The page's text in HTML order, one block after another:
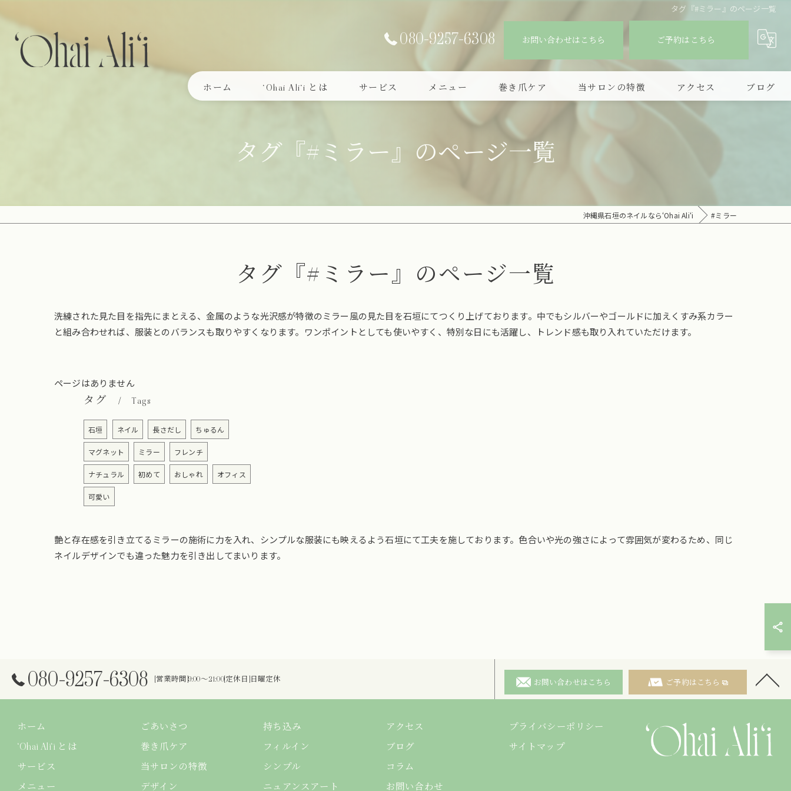
タグ『#ミラー』のページ一覧
080-9257-6308 お問い合わせはこちら ご予約はこちら
ホーム ‘Ohai Ali‘i とは サービス メニュー 巻き爪ケア 当サロンの特徴
シンプル
アクセス ブログ
タグ『#ミラー』のページ一覧
沖縄県石垣のネイルなら‘Ohai Ali‘i #ミラー
タグ『#ミラー』のページ一覧
洗練された見た目を指先にまとえる、金属のような光沢感が特徴のミラー風の見た目を石垣にてつくり上げております。中でもシルバーやゴールドに加えくすみ系カラー
と組み合わせれば、服装とのバランスも取りやすくなります。ワンポイントとしても使いやすく、特別な日にも活躍し、トレンド感も取り入れていただけます。
ページはありません
タグ Tags
石垣 ネイル 長さだし ちゅるん
マグネット ミラー フレンチ
ナチュラル 初めて おしゃれ オフィス
可愛い
艶と存在感を引き立てるミラーの施術に力を入れ、シンプルな服装にも映えるよう石垣にて工夫を施しております。色合いや光の強さによって雰囲気が変わるため、同じ
ネイルデザインでも違った魅力を引き出してまいります。
080-9257-6308 [営業時間]9:00～21:00[定休日]日曜定休 お問い合わせはこちら ご予約はこちら
ホーム
‘Ohai Ali‘i とは
サービス
メニュー
ごあいさつ
巻き爪ケア
当サロンの特徴
デザイン
持ち込み
フィルイン
シンプル
ニュアンスアート
アクセス
ブログ
コラム
お問い合わせ
プライバシーポリシー
サイトマップ